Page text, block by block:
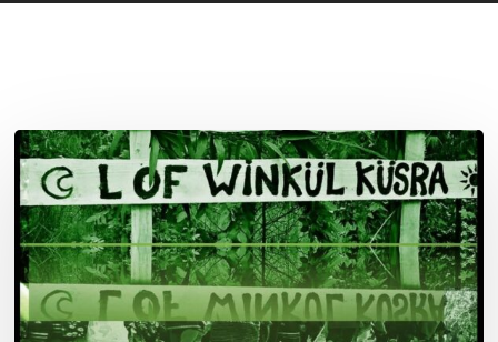
Lof
Winkül
Küsra
convoca
a
apoyar